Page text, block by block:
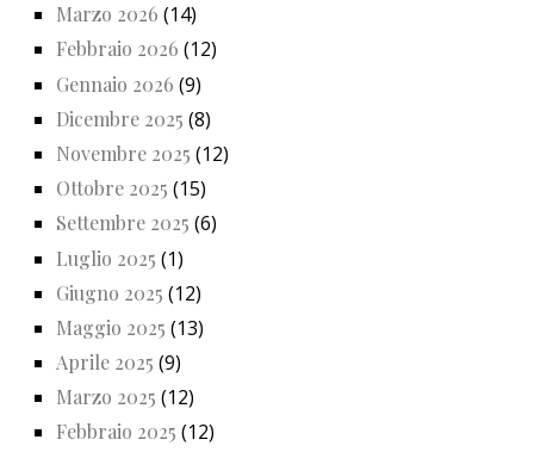
Marzo 2026 (14)
Febbraio 2026 (12)
Gennaio 2026 (9)
Dicembre 2025 (8)
Novembre 2025 (12)
Ottobre 2025 (15)
Settembre 2025 (6)
Luglio 2025 (1)
Giugno 2025 (12)
Maggio 2025 (13)
Aprile 2025 (9)
Marzo 2025 (12)
Febbraio 2025 (12)